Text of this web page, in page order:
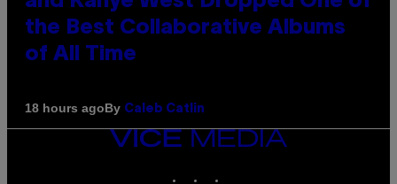
the Best Collaborative Albums
of All Time
18 hours agoBy Caleb Catlin
VICE
MEDIA